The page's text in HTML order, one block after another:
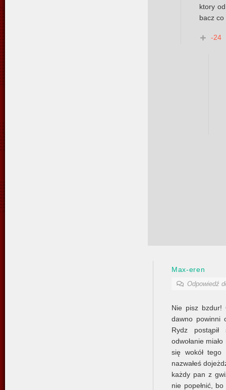
ktory
bacz
-24
Max-eren
Odpowiedź
Nie pisz bzdur!
dawno powinni
Rydz
odwołanie
się wokół
nazwałeś
każdy pan z
nie popełnić,